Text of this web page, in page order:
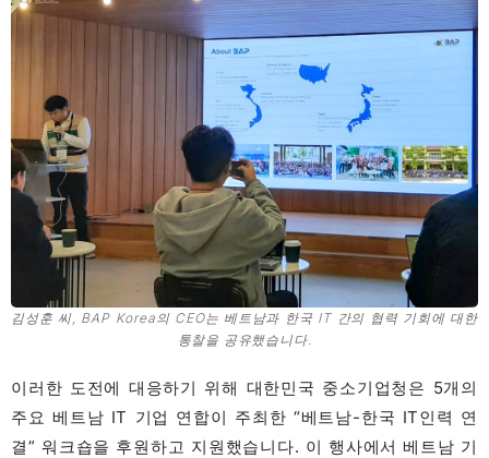
김성훈 씨, BAP Korea의 CEO는 베트남과 한국 IT 간의 협력 기회에 대한
통찰을 공유했습니다.
이러한 도전에 대응하기 위해 대한민국 중소기업청은 5개의
주요 베트남 IT 기업 연합이 주최한 “베트남-한국 IT인력 연
결” 워크숍을 후원하고 지원했습니다. 이 행사에서 베트남 기